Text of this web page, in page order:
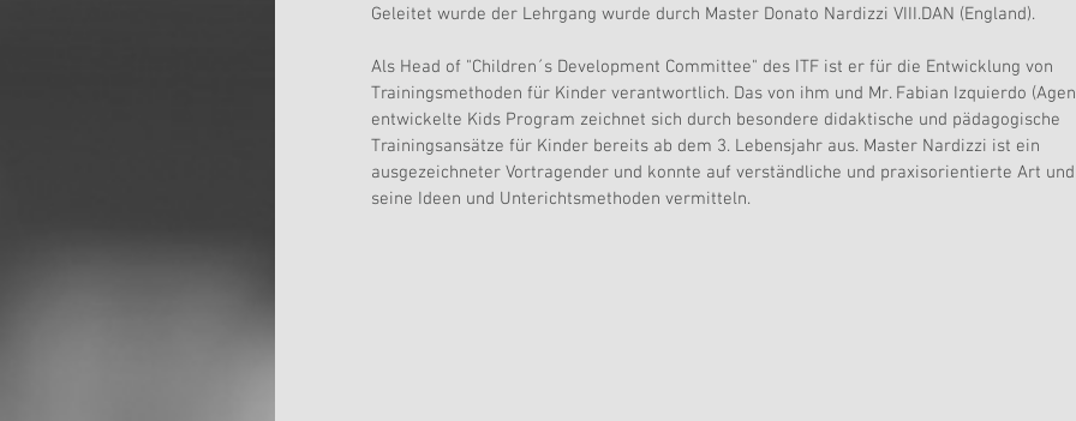
Geleitet wurde der Lehrgang wurde durch Master Donato Nardizzi VIII.DAN (England).
Als Head of "Children´s Development Committee" des ITF ist er für die Entwicklung von
Trainingsmethoden für Kinder verantwortlich. Das von ihm und Mr. Fabian Izquierdo
entwickelte Kids Program zeichnet sich durch besondere didaktische und pädagogische
Trainingsansätze für Kinder bereits ab dem 3. Lebensjahr aus. Master Nardizzi ist ein
ausgezeichneter Vortragender und konnte auf verständliche und praxisorientierte Art
seine Ideen und Unterichtsmethoden vermitteln.